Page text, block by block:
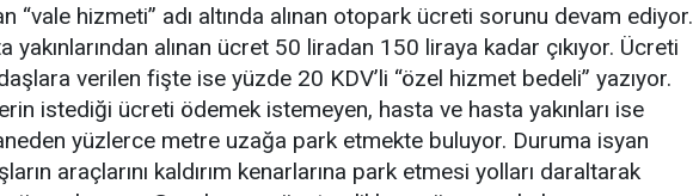
“vale hizmeti” adı altında alınan otopark ücreti sorunu devam ediyor.
yakınlarından alınan ücret 50 liradan 150 liraya kadar çıkıyor. Ücreti
verilen fişte ise yüzde 20 KDV’li “özel hizmet bedeli” yazıyor.
istediği ücreti ödemek istemeyen, hasta ve hasta yakınları ise
yüzlerce metre uzağa park etmekte buluyor. Duruma isyan
araçlarını kaldırım kenarlarına park etmesi yolları daraltarak